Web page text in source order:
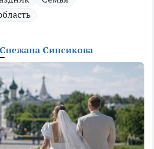
Снежана Сипсикова